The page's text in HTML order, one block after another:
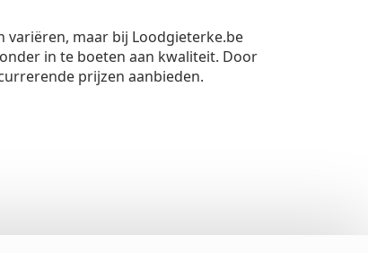
maar bij Loodgieterke.be
in te boeten aan kwaliteit. Door
prijzen aanbieden.